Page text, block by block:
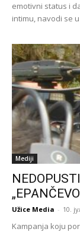
emotivni status i
intimu, navodi se
Mediji
Užice Media - 10.
Kampanja koju